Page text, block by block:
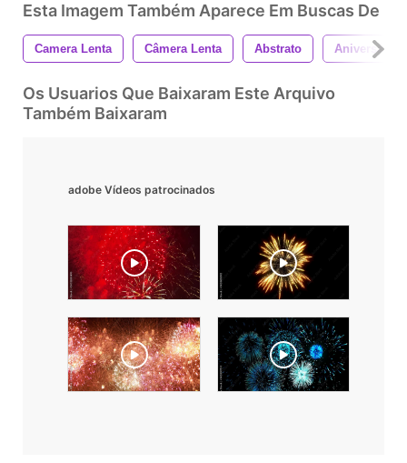
Esta Imagem Também Aparece Em Buscas De
Camera Lenta Câmera Lenta Abstrato Aniversário
Os Usuarios Que Baixaram Este Arquivo
Também Baixaram
adobe Vídeos patrocinados